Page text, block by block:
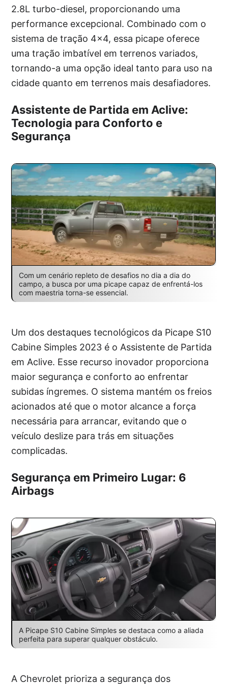
2.8L turbo-diesel, proporcionando uma
performance excepcional. Combinado com o
sistema de tração 4×4, essa picape oferece
uma tração imbatível em terrenos variados,
tornando-a uma opção ideal tanto para uso na
cidade quanto em terrenos mais desafiadores.
Assistente de Partida em Aclive:
Tecnologia para Conforto e
Segurança
Com um cenário repleto de desafios no dia a dia do
campo, a busca por uma picape capaz de enfrentá-los
com maestria torna-se essencial.
Um dos destaques tecnológicos da Picape S10
Cabine Simples 2023 é o Assistente de Partida
em Aclive. Esse recurso inovador proporciona
maior segurança e conforto ao enfrentar
subidas íngremes. O sistema mantém os freios
acionados até que o motor alcance a força
necessária para arrancar, evitando que o
veículo deslize para trás em situações
complicadas.
Segurança em Primeiro Lugar: 6
Airbags
A Picape S10 Cabine Simples se destaca como a aliada
perfeita para superar qualquer obstáculo.
A Chevrolet prioriza a segurança dos